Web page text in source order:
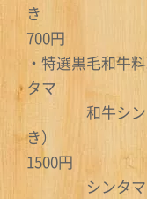
700円
・特選黒毛和牛
タマ
和牛シンタ
き
1500円
シンタマ